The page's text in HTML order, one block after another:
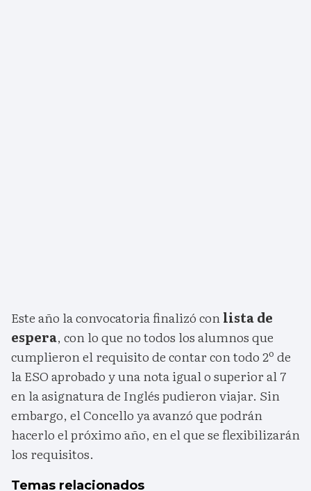
Este año la convocatoria finalizó conlista de
espera, con lo que no todos los alumnos que
cumplieron el requisito de contar con todo 2º de
la ESO aprobado y una nota igual o superior al 7
en la asignatura de Inglés pudieron viajar. Sin
embargo, el Concello ya avanzó que podrán
hacerlo el próximo año, en el que se flexibilizarán
los requisitos.
Temas relacionados